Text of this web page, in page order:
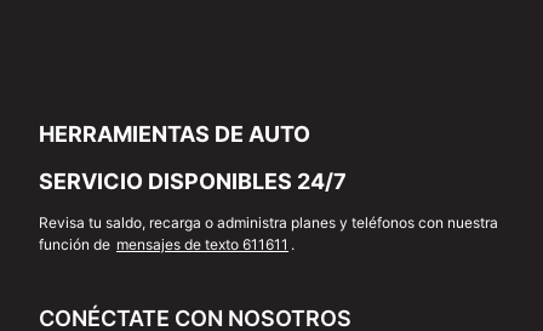
HERRAMIENTAS DE AUTO
SERVICIO DISPONIBLES 24/7
Revisa tu saldo, recarga o administra planes y teléfonos con nuestra
función de mensajes de texto 611611 .
CONÉCTATE CON NOSOTROS